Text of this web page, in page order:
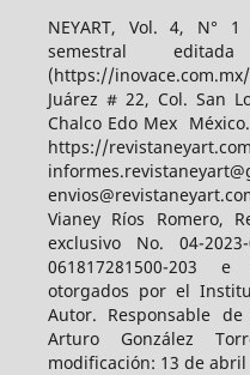
NEYART, Vol. 4, N°
semestral
(https://
Juárez # 22, Col. San
Chalco Edo Mex
https://
Vianey Ríos Romero,
exclusivo No. 04-2023-
061817281500-203
otorgados por el
Autor. Responsable
Arturo González
modificación: 13 de abril